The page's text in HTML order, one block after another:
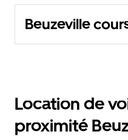
Beuzeville
Location de
proximité